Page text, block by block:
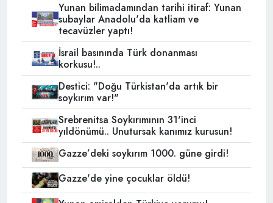
Yunan bilimadamından tarihi itiraf: Yunan
subaylar Anadolu'da katliam ve
tecavüzler yaptı!
İsrail basınında Türk donanması
korkusu!..
Destici: "Doğu Türkistan'da artık bir
soykırım var!"
Srebrenitsa Soykırımının 31'inci
yıldönümü.. Unutursak kanımız kurusun!
Gazze’deki soykırım 1000. güne girdi!
Gazze'de yine çocuklar öldü!